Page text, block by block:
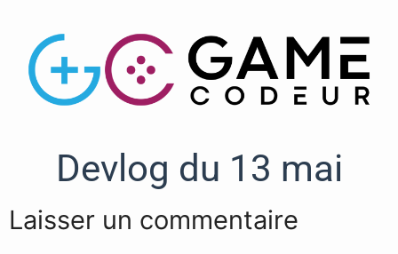
Devlog du 13 mai
Laisser un commentaire